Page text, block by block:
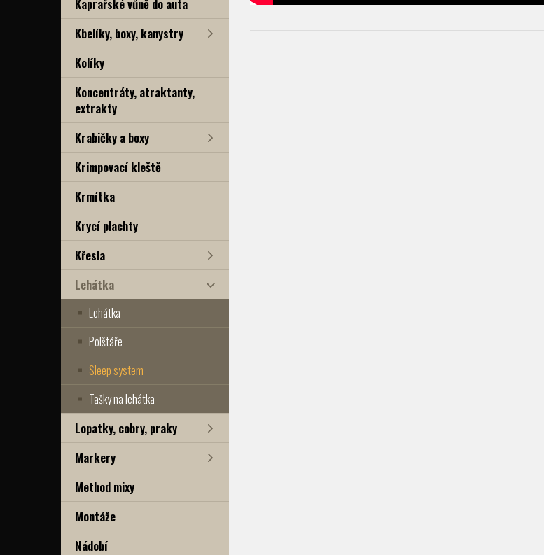
Kaprařské vůně do auta
Kbelíky, boxy, kanystry
Kolíky
Koncentráty, atraktanty,
extrakty
Krabičky a boxy
Krimpovací kleště
Krmítka
Krycí plachty
Křesla
Lehátka
Lehátka
Polštáře
Sleep system
Tašky na lehátka
Lopatky, cobry, praky
Markery
Method mixy
Montáže
Nádobí